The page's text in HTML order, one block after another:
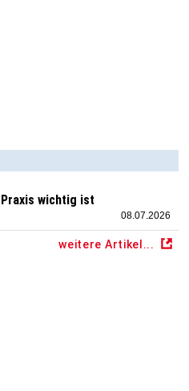
wichtig ist
08.07.2026
weitere Artikel...